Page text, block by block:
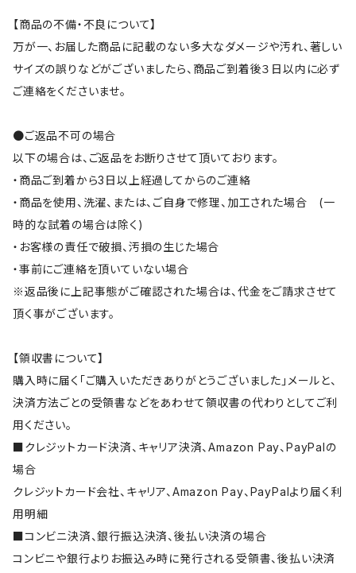
【商品の不備・不良について】
万が一、お届した商品に記載のない多大なダメージや汚れ、著しい
サイズの誤りなどがございましたら、商品ご到着後３日以内に必ず
ご連絡をくださいませ。
●ご返品不可の場合
以下の場合は、ご返品をお断りさせて頂いております。
・商品ご到着から3日以上経過してからのご連絡
・商品を使用、洗濯、または、ご自身で修理、加工された場合 (一
時的な試着の場合は除く)
・お客様の責任で破損、汚損の生じた場合
・事前にご連絡を頂いていない場合
※返品後に上記事態がご確認された場合は、代金をご請求させて
頂く事がございます。
【領収書について】
購入時に届く「ご購入いただきありがとうございました」メールと、
決済方法ごとの受領書などをあわせて領収書の代わりとしてご利
用ください。
■クレジットカード決済、キャリア決済、Amazon Pay、PayPalの
場合
クレジットカード会社、キャリア、Amazon Pay、PayPalより届く利
用明細
■コンビニ決済、銀行振込決済、後払い決済の場合
コンビニや銀行よりお振込み時に発行される受領書、後払い決済